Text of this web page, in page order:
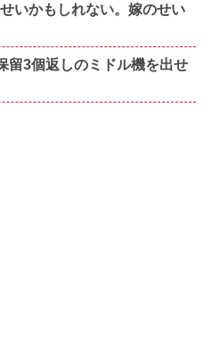
いかもしれない。嫁のせい
留3個返しのミドル機を出せ